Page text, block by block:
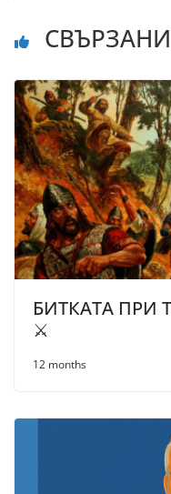
БИТКАТА ПРИ
⚔️
12 months